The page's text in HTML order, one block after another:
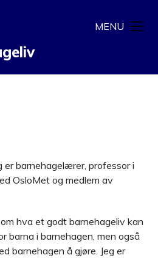
MENU
er barnehagelærer, professor i
OsloMet og medlem av
hva et godt barnehageliv kan
barna i barnehagen, men også
barnehagen å gjøre. Jeg er